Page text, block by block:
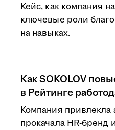
Кейс, как компания
ключевые роли
на навыках.
Как SOKOLOV
в Рейтинге
Компания привлекла
прокачала HR-бренд